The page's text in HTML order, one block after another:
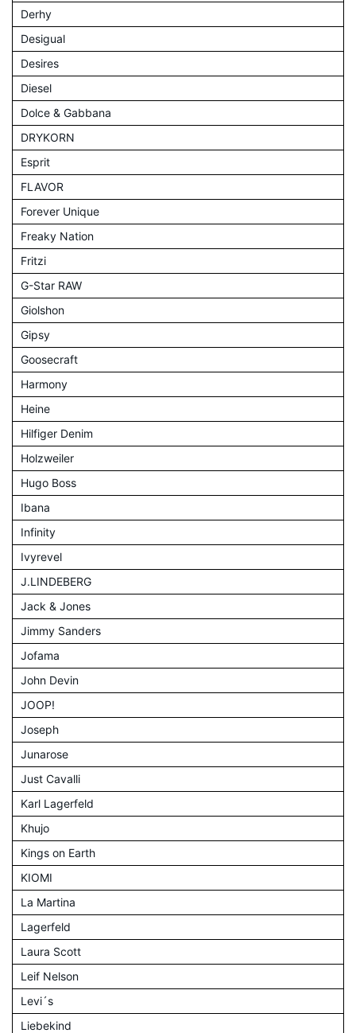
Derhy
Desigual
Desires
Diesel
Dolce & Gabbana
DRYKORN
Esprit
FLAVOR
Forever Unique
Freaky Nation
Fritzi
G-Star RAW
Giolshon
Gipsy
Goosecraft
Harmony
Heine
Hilfiger Denim
Holzweiler
Hugo Boss
Ibana
Infinity
Ivyrevel
J.LINDEBERG
Jack & Jones
Jimmy Sanders
Jofama
John Devin
JOOP!
Joseph
Junarose
Just Cavalli
Karl Lagerfeld
Khujo
Kings on Earth
KIOMI
La Martina
Lagerfeld
Laura Scott
Leif Nelson
Levi´s
Liebekind